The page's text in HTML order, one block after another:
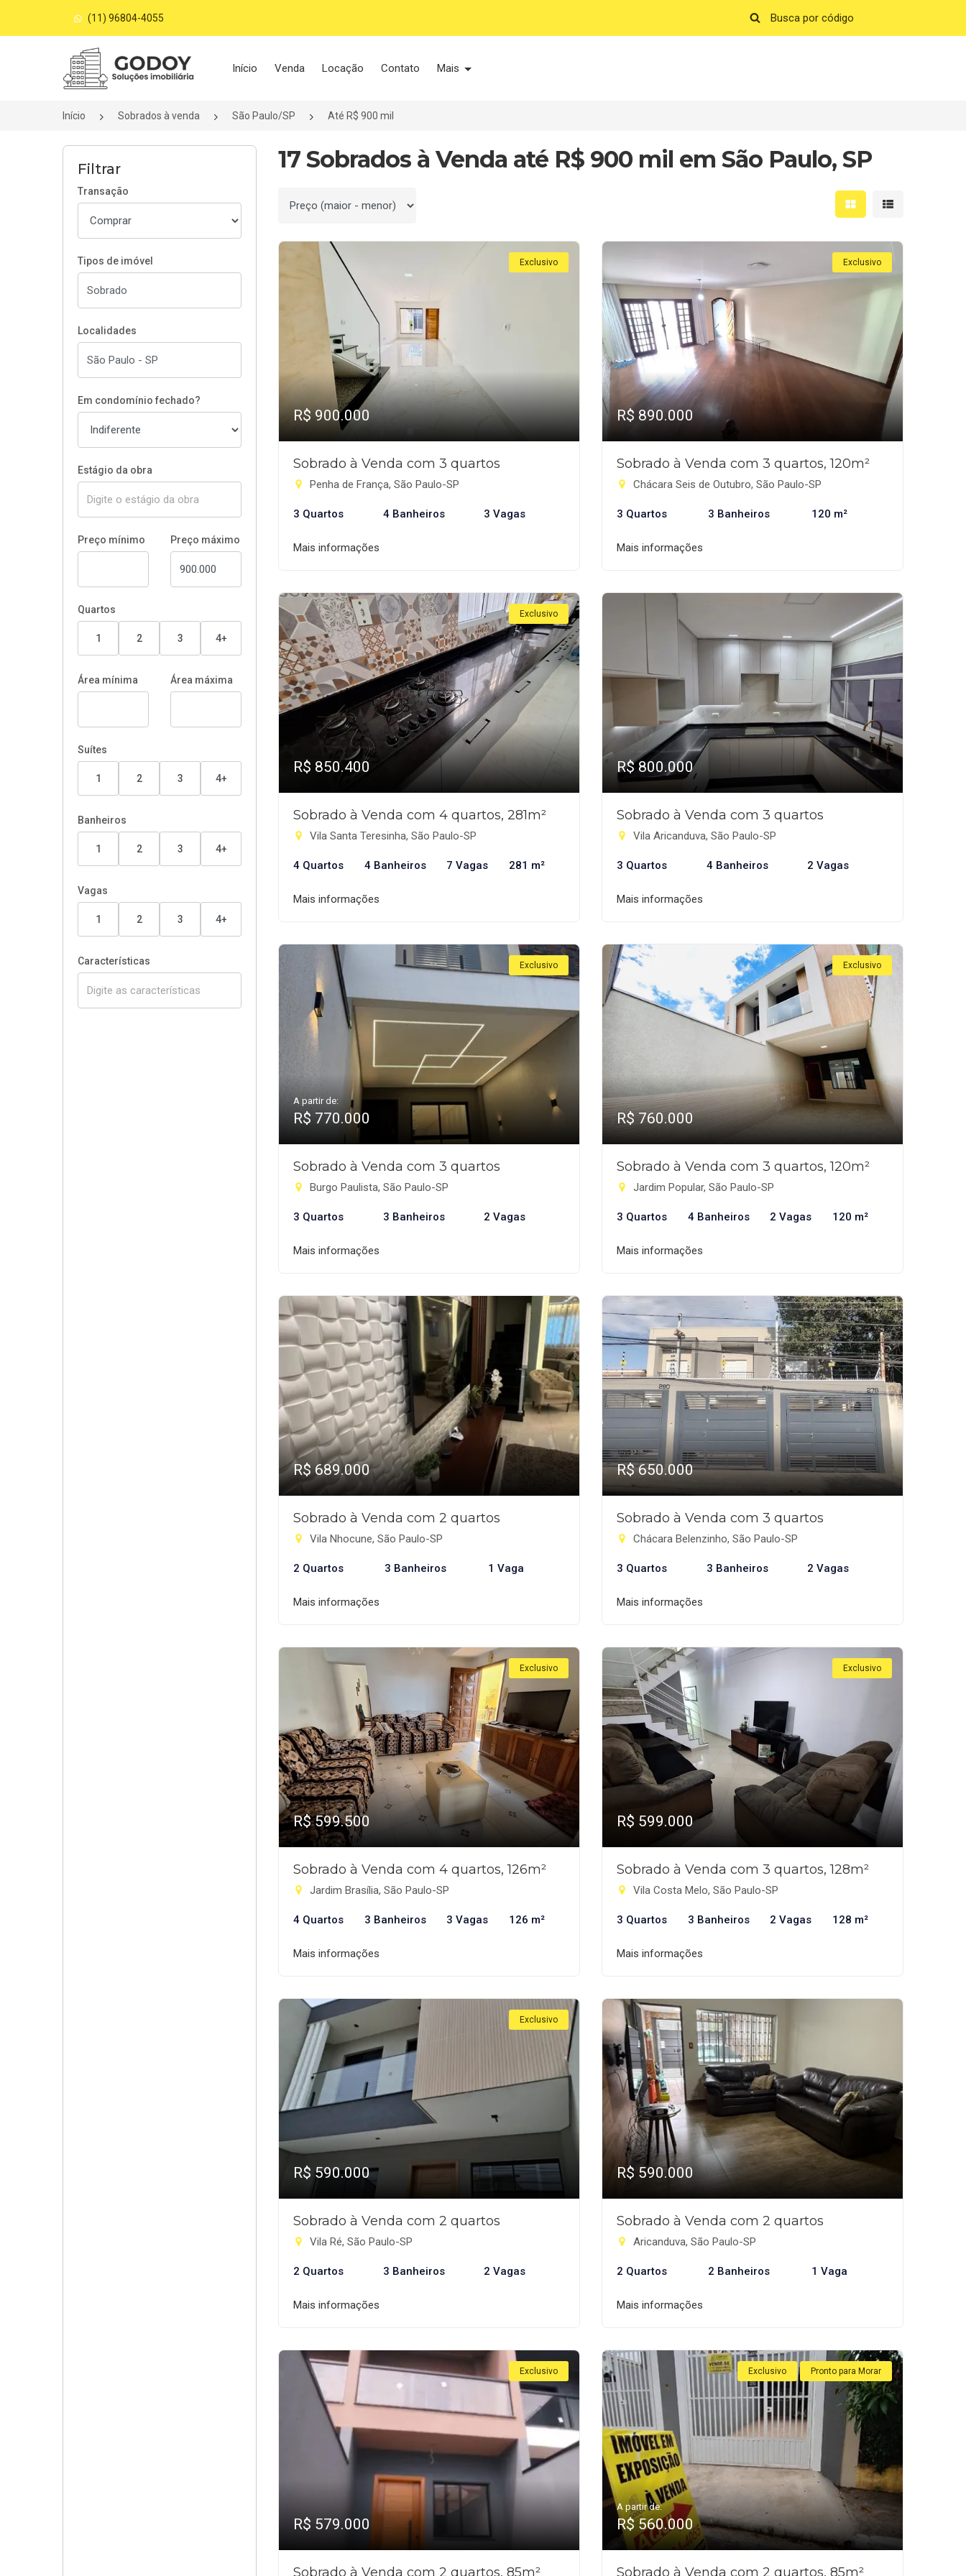
(11) 96804-4055
Página inicial
Início Venda Locação Contato Mais
Início Sobrados à venda São Paulo/SP Até R$ 900 mil
Filtrar
Transação
Tipos de imóvel
Localidades
Em condomínio fechado?
Estágio da obra
Preço mínimo Preço máximo
Quartos
1 2 3 4+
Área mínima Área máxima
Suítes
1 2 3 4+
Banheiros
1 2 3 4+
Vagas
1 2 3 4+
Características
17 Sobrados à Venda até R$ 900 mil em São Paulo, SP
Ordenar por Mostrar resultados em
Mostrar
Exclusivo
R$ 900.000
Sobrado à Venda com 3 quartos
Penha de França, São Paulo-SP
3 Quartos 4 Banheiros 3 Vagas
Mais informações
Exclusivo
R$ 890.000
Sobrado à Venda com 3 quartos, 120m²
Chácara Seis de Outubro, São Paulo-SP
3 Quartos 3 Banheiros 120 m²
Mais informações
Exclusivo
R$ 850.400
Sobrado à Venda com 4 quartos, 281m²
Vila Santa Teresinha, São Paulo-SP
4 Quartos 4 Banheiros 7 Vagas 281 m²
Mais informações
R$ 800.000
Sobrado à Venda com 3 quartos
Vila Aricanduva, São Paulo-SP
3 Quartos 4 Banheiros 2 Vagas
Mais informações
Exclusivo
A partir de:
R$ 770.000
Sobrado à Venda com 3 quartos
Burgo Paulista, São Paulo-SP
3 Quartos 3 Banheiros 2 Vagas
Mais informações
Exclusivo
R$ 760.000
Sobrado à Venda com 3 quartos, 120m²
Jardim Popular, São Paulo-SP
3 Quartos 4 Banheiros 2 Vagas 120 m²
Mais informações
R$ 689.000
Sobrado à Venda com 2 quartos
Vila Nhocune, São Paulo-SP
2 Quartos 3 Banheiros 1 Vaga
Mais informações
R$ 650.000
Sobrado à Venda com 3 quartos
Chácara Belenzinho, São Paulo-SP
3 Quartos 3 Banheiros 2 Vagas
Mais informações
Exclusivo
R$ 599.500
Sobrado à Venda com 4 quartos, 126m²
Jardim Brasília, São Paulo-SP
4 Quartos 3 Banheiros 3 Vagas 126 m²
Mais informações
Exclusivo
R$ 599.000
Sobrado à Venda com 3 quartos, 128m²
Vila Costa Melo, São Paulo-SP
3 Quartos 3 Banheiros 2 Vagas 128 m²
Mais informações
Exclusivo
R$ 590.000
Sobrado à Venda com 2 quartos
Vila Ré, São Paulo-SP
2 Quartos 3 Banheiros 2 Vagas
Mais informações
R$ 590.000
Sobrado à Venda com 2 quartos
Aricanduva, São Paulo-SP
2 Quartos 2 Banheiros 1 Vaga
Mais informações
Exclusivo
R$ 579.000
Sobrado à Venda com 2 quartos, 85m²
Exclusivo Pronto para Morar
A partir de:
R$ 560.000
Sobrado à Venda com 2 quartos, 85m²